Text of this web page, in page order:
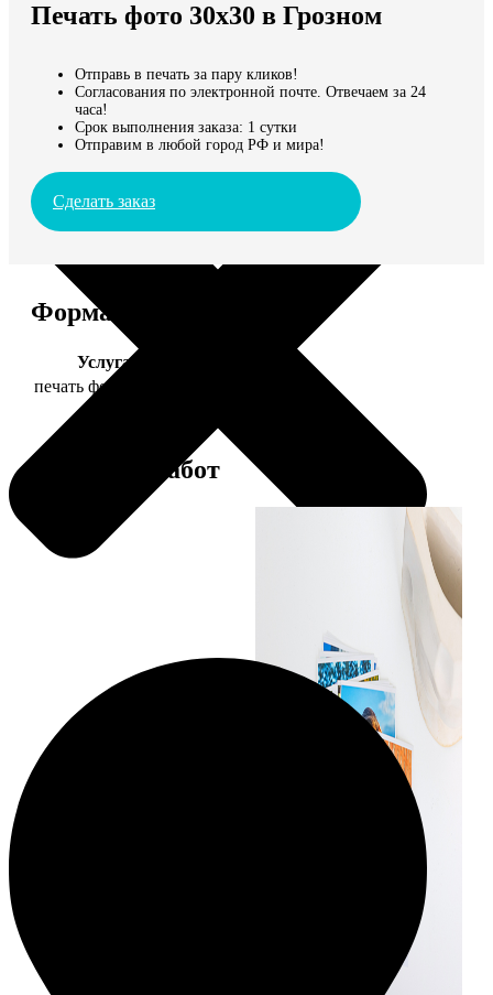
Мы доставляем по всему миру
Продолжить без города
Печать фото 30х30 в Грозном
Отправь в печать за пару кликов!
Согласования по электронной почте. Отвечаем за 24
часа!
Срок выполнения заказа: 1 сутки
Отправим в любой город РФ и мира!
Сделать заказ
Форматы и цены
Услуга
печать фото 30х30
Примеры работ